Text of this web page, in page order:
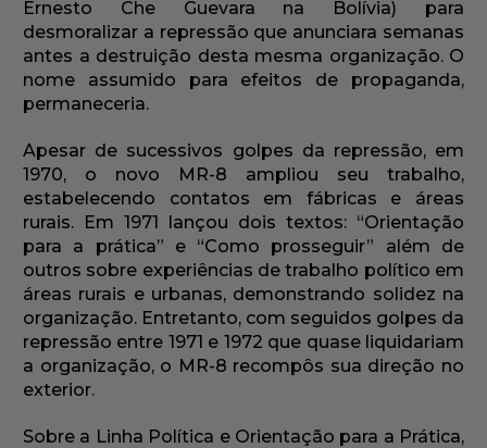
Ernesto Che Guevara na Bolívia) para
desmoralizar a repressão que anunciara semanas
antes a destruição desta mesma organização. O
nome assumido para efeitos de propaganda,
permaneceria.
Apesar de sucessivos golpes da repressão, em
1970, o novo MR-8 ampliou seu trabalho,
estabelecendo contatos em fábricas e áreas
rurais. Em 1971 lançou dois textos: “Orientação
para a prática” e “Como prosseguir” além de
outros sobre experiências de trabalho político em
áreas rurais e urbanas, demonstrando solidez na
organização. Entretanto, com seguidos golpes da
repressão entre 1971 e 1972 que quase liquidariam
a organização, o MR-8 recompôs sua direção no
exterior.
Sobre a Linha Política e Orientação para a Prática,